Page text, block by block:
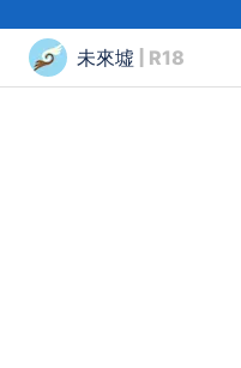
未來墟 | R18